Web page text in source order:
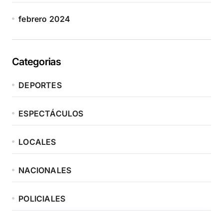
febrero 2024
Categorias
DEPORTES
ESPECTÁCULOS
LOCALES
NACIONALES
POLICIALES